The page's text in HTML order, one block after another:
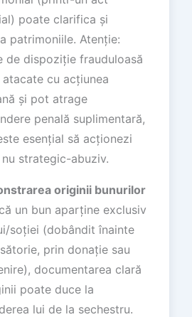
poate clarifica și
patrimoniile. Atenție:
de dispoziție frauduloasă
cu acțiunea
și pot atrage
penală suplimentară,
esențial să acționezi
nu strategic-abuziv.
originii bunurilor
un bun aparține exclusiv
soției (dobândit înainte
prin donație sau
documentarea clară
poate duce la
lui de la sechestru.